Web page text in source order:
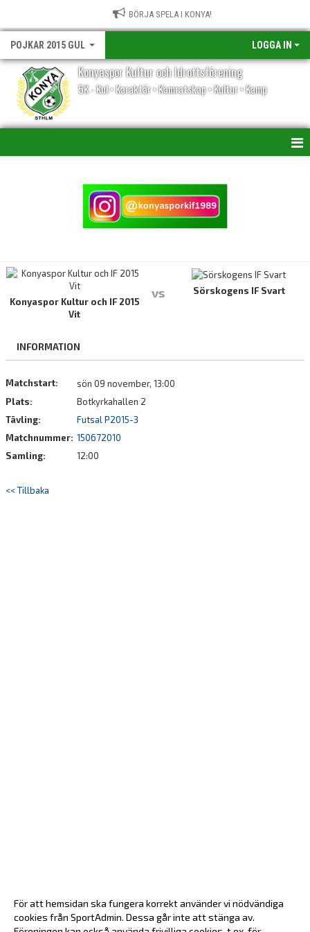
BÖRJA SPELA I KONYA!
POJKAR 2015 GUL LOGGA IN
Konyaspor Kultur och Idrottsförening
5K - Kul • Karaktär • Kamratskap • Kultur • Kamp
DOKUMENT
KONTAKT
Konyaspor Kultur och IF 2015
Vit
vs Sörskogens IF Svart
INFORMATION
Matchstart:
sön 09 november, 13:00
Plats:
Botkyrkahallen 2
Tävling:
Futsal P2015-3
Matchnummer: 150672010
Samling:
12:00
<< Tillbaka
För att hemsidan ska fungera korrekt använder vi nödvändiga
cookies från SportAdmin. Dessa går inte att stänga av.